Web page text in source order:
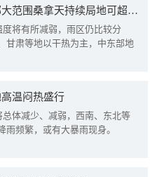
我国降雨强度进一步减弱 中东部大范围桑拿天持续局地可超38℃
将有所减弱，雨区仍比较分
甘肃等地以干热为主，中东部地
温闷热盛行
体减少、减弱，西南、东北等
频繁，或有大暴雨现身。